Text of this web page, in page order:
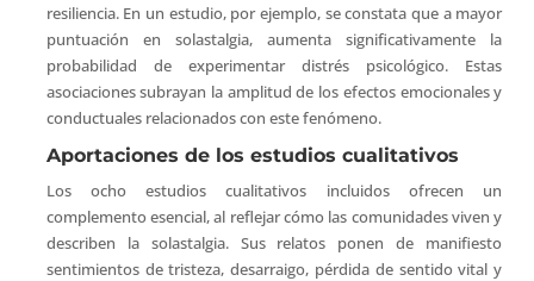
resiliencia. En un estudio, por ejemplo, se constata que a mayor
puntuación en solastalgia, aumenta significativamente la
probabilidad de experimentar distrés psicológico. Estas
asociaciones subrayan la amplitud de los efectos emocionales y
conductuales relacionados con este fenómeno.
Aportaciones de los estudios cualitativos
Los ocho estudios cualitativos incluidos ofrecen un
complemento esencial, al reflejar cómo las comunidades viven y
describen la solastalgia. Sus relatos ponen de manifiesto
sentimientos de tristeza, desarraigo, pérdida de sentido vital y